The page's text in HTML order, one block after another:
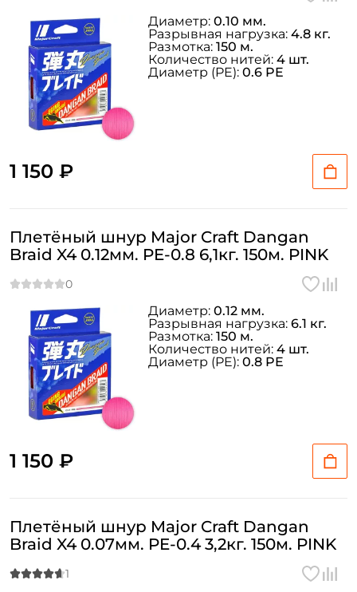
1 150 ₽
Диаметр: 0.10 мм.
Разрывная нагрузка: 4.8 кг.
Размотка: 150 м.
Количество нитей: 4 шт.
Диаметр (PE): 0.6 PE
Плетёный шнур Major Craft Dangan
Braid X4 0.12мм. PE-0.8 6,1кг. 150м. PINK
1 150 ₽
Диаметр: 0.12 мм.
Разрывная нагрузка: 6.1 кг.
Размотка: 150 м.
Количество нитей: 4 шт.
Диаметр (PE): 0.8 PE
Плетёный шнур Major Craft Dangan
Braid X4 0.07мм. PE-0.4 3,2кг. 150м. PINK